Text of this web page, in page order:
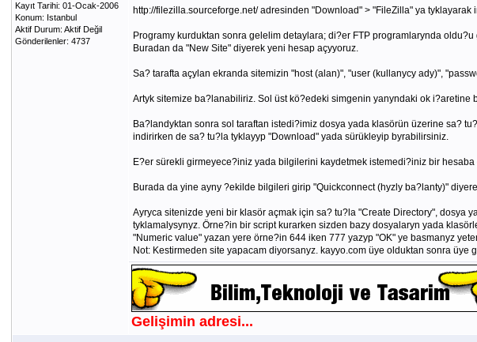
Kayıt Tarihi: 01-Ocak-2006
Konum: Istanbul
Aktif Durum: Aktif Değil
Gönderilenler: 4737
http://filezilla.sourceforge.net/ adresinden "Download" > "FileZilla" ya
Programy kurduktan sonra gelelim detaylara; di?er FTP programlarynda
Buradan da "New Site" diyerek yeni hesap açyyoruz.
Sa? tarafta açylan ekranda sitemizin "host (alan)", "user (kullanycy ady)",
Artyk sitemize ba?lanabiliriz. Sol üst kö?edeki simgenin yanyndaki ok
Ba?landyktan sonra sol taraftan istedi?imiz dosya yada klasörün üzerine sa?
indirirken de sa? tu?la tyklayyp "Download" yada sürükleyip byrabilirsiniz.
E?er sürekli girmeyece?iniz yada bilgilerini kaydetmek istemedi?iniz bir
Burada da yine ayny ?ekilde bilgileri girip "Quickconnect (hyzly ba?lanty)"
Ayryca sitenizde yeni bir klasör açmak için sa? tu?la "Create Directory", dosya
tyklamalysynyz. Örne?in bir script kurarken sizden bazy dosyalaryn yada
"Numeric value" yazan yere örne?in 644 iken 777 yazyp "OK" ye basmanyz
Not: Kestirmeden site yapacam diyorsanyz. kayyo.com üye olduktan sonra
Gelişimin adresi...